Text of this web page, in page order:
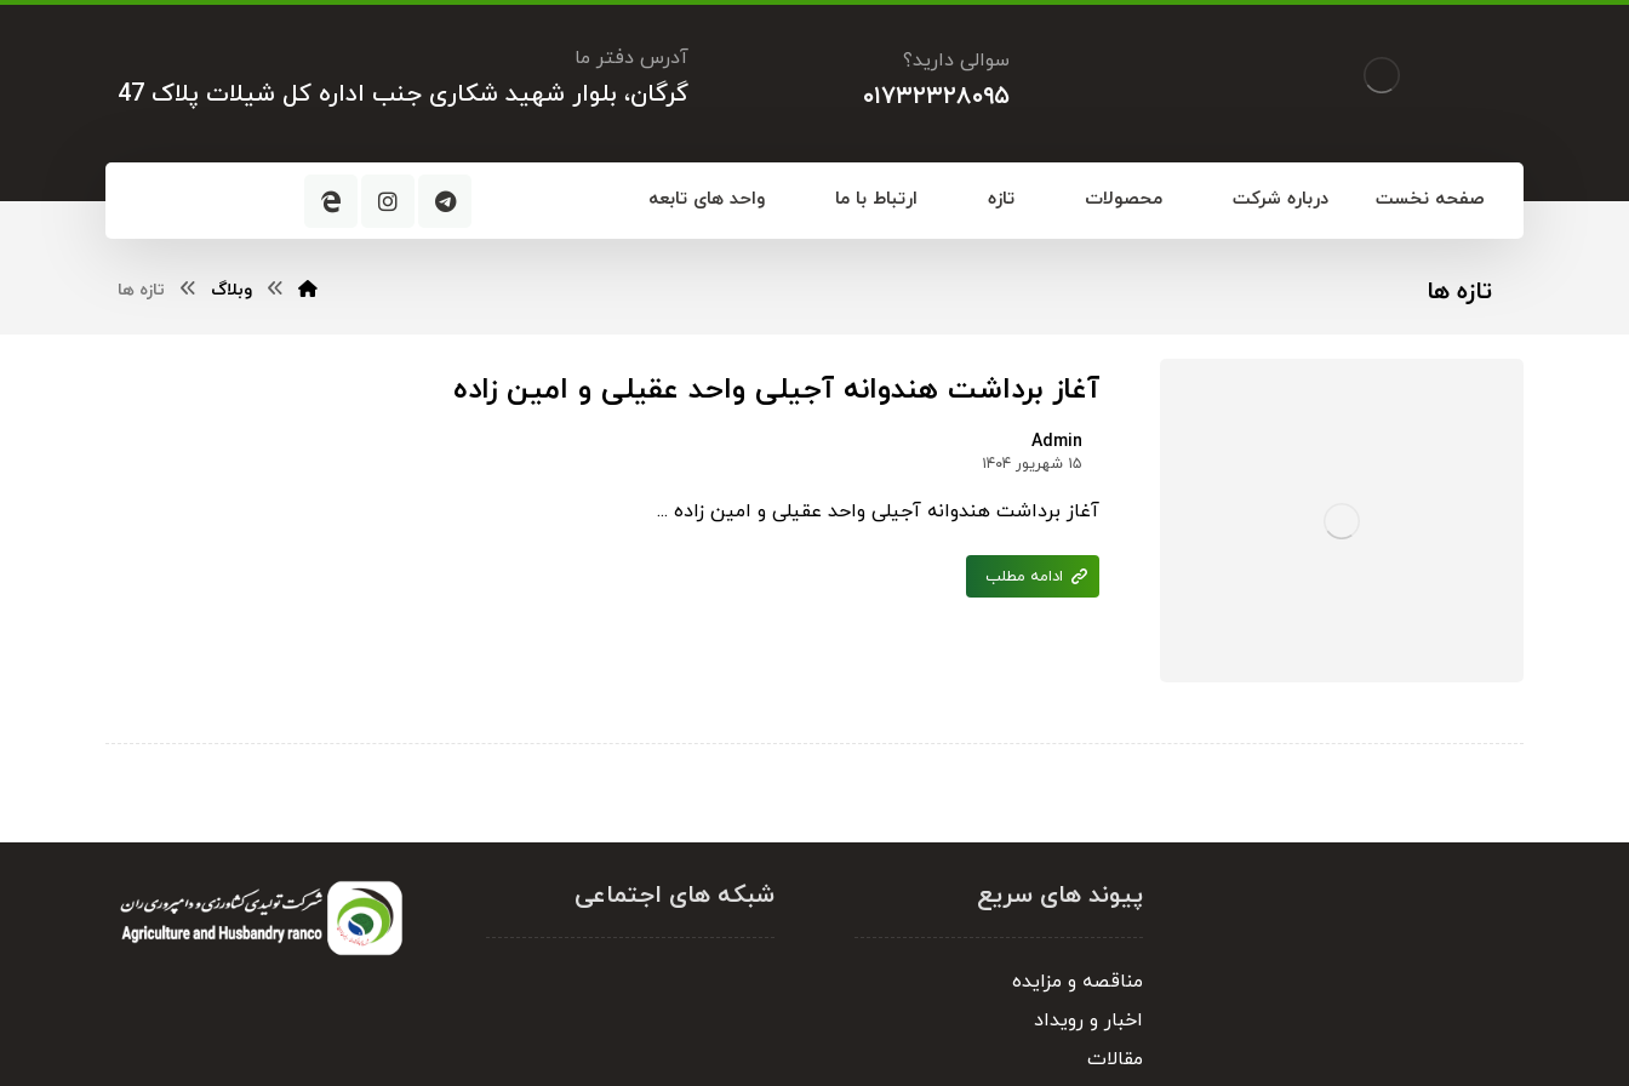
آدرس دفتر ما
گرگان، بلوار شهید شکاری جنب اداره کل شیلات پلاک 47
سوالی دارید؟
۰۱۷۳۲۳۲۸۰۹۵
صفحه نخست درباره شرکت محصولات تازه ارتباط با ما واحد های تابعه
تازه ها وبلاگ تازه ها
آغاز برداشت هندوانه آجیلی واحد عقیلی و امین زاده
Admin
۱۵ شهریور ۱۴۰۴
آغاز برداشت هندوانه آجیلی واحد عقیلی و امین زاده ...
ادامه مطلب
پیوند های سریع
مناقصه و مزایده
اخبار و رویداد
مقالات
شبکه های اجتماعی